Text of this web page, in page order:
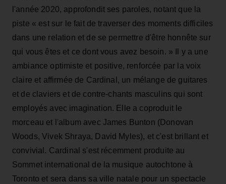
l'année 2020, approfondit ses paroles, notant que la
piste « est sur le fait de traverser des moments difficiles
dans une relation et de se permettre d'être honnête sur
qui vous êtes et ce dont vous avez besoin. » Il y a une
ambiance optimiste et positive, renforcée par la voix
claire et affirmée de Cardinal, un mélange de guitares
et de claviers et de contre-chants masculins qui sont
employés avec imagination. Elle a coproduit le
morceau et l'album avec James Bunton (Donovan
Woods, Vivek Shraya, David Myles), et c'est brillant et
convivial. Cardinal s'est récemment produite au
Sommet international de la musique autochtone à
Toronto et sera dans sa ville natale pour un spectacle